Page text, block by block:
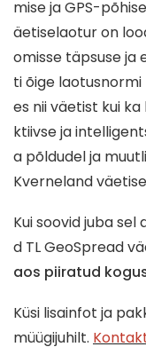
mise ja GPS-
äetiselaotur on
omisse täpsuse ja
ti õige
es nii väetist kui
ktiivse ja
a põldudel ja
Kverneland
Kui soovid juba
d TL GeoSpread
aos piiratud
Küsi lisainfot ja
müügijuhilt.